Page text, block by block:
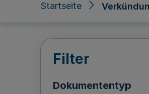
Startseite
Filter
Dokumententyp